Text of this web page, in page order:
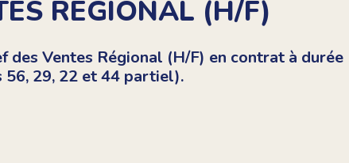
REGIONAL (H/F)
des Ventes Régional (H/F) en contrat à durée
29, 22 et 44 partiel).